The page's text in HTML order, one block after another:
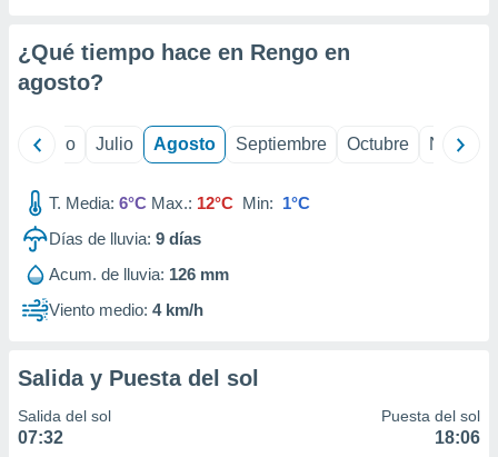
e
de
¿Qué tiempo hace en Rengo en
agosto?
Junio Julio Agosto Septiembre Octubre
T. Media: 6°C Max.: 12°C Min: 1°C
Días de lluvia: 9 días
Acum. de lluvia: 126 mm
Viento medio: 4 km/h
Salida y Puesta del sol
Salida del sol
07:32
Puesta del sol
18:06